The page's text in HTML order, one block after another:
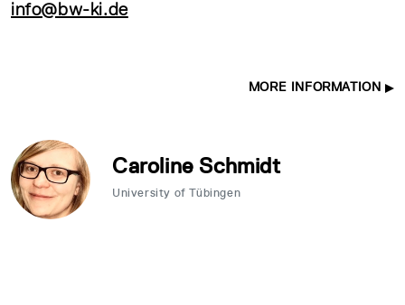
info@bw-ki.de
MORE INFORMATION
Caroline Schmidt
University of Tübingen